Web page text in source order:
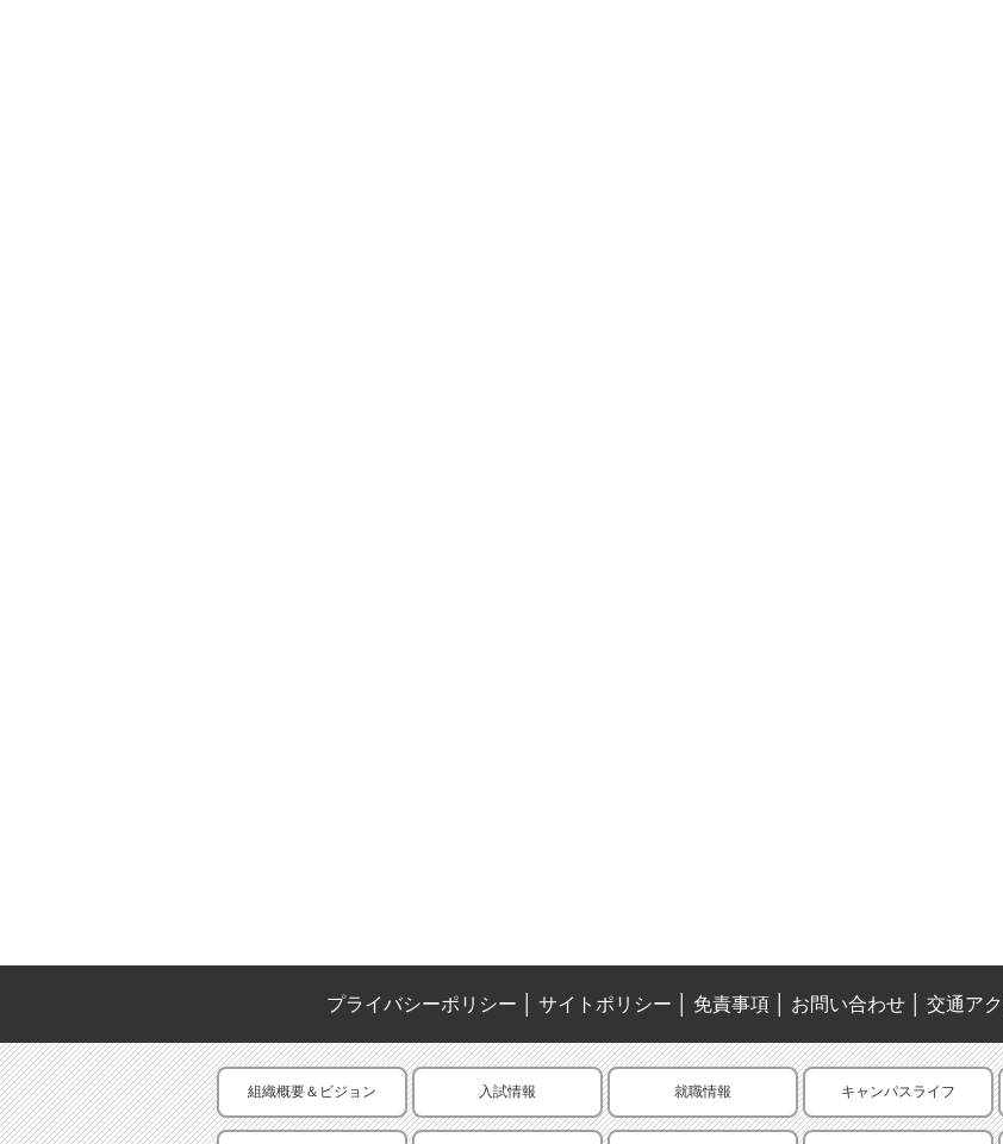
プライバシーポリシー サイトポリシー 免責事項 お問い合わせ 交通ア
組織概要＆ビジョン 入試情報 就職情報 キャンパスライフ